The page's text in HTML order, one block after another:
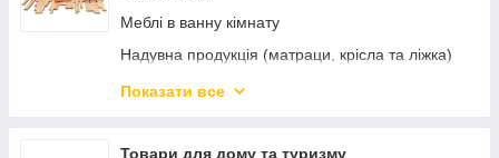
Меблі в ванну кімнату
Надувна продукція (матраци, крісла та ліжка)
Новорічний товар
Меблі для вітальні
Показати все
Товари для дому та туризму